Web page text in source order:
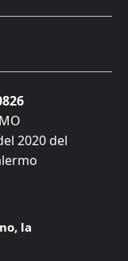
2020 del
la